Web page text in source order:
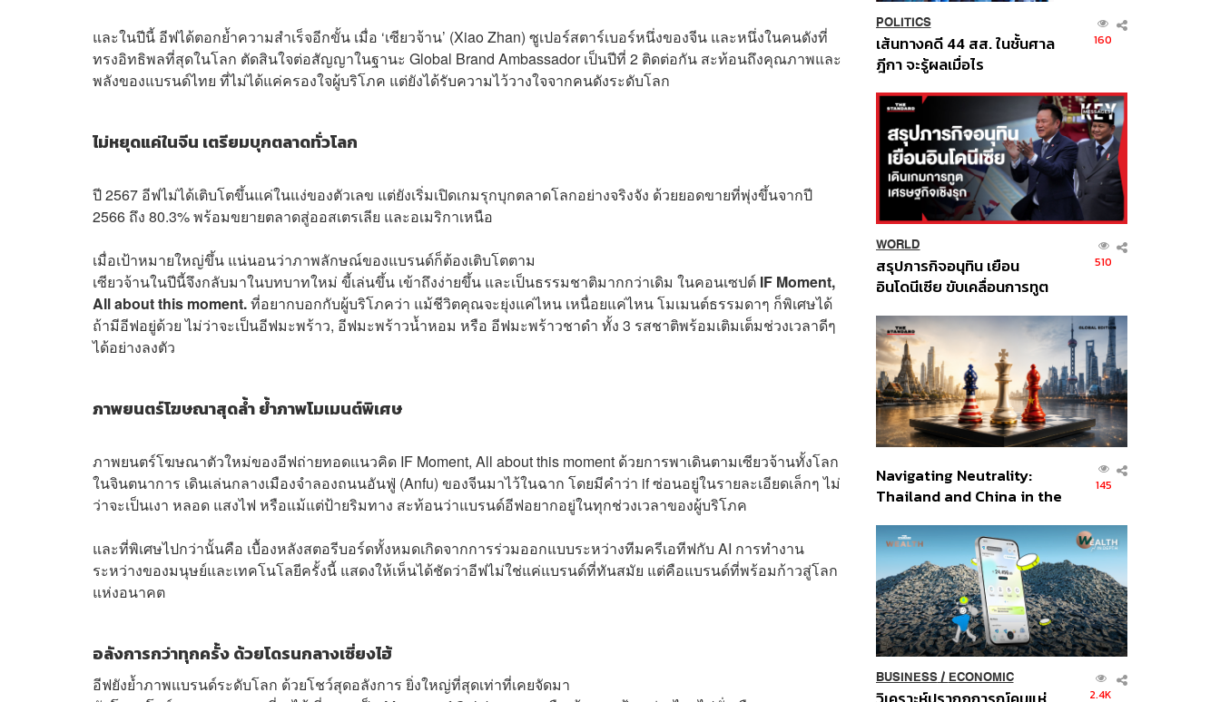
และในปีนี้ อีฟได้ตอกย้ำความสำเร็จอีกขั้น เมื่อ ‘เซียวจ้าน’ (Xiao Zhan) ซูเปอร์สตาร์เบอร์หนึ่งของจีน และหนึ่งในคนดังที่
ทรงอิทธิพลที่สุดในโลก ตัดสินใจต่อสัญญาในฐานะ Global Brand Ambassador เป็นปีที่ 2 ติดต่อกัน สะท้อนถึงคุณภาพและ
พลังของแบรนด์ไทย ที่ไม่ได้แค่ครองใจผู้บริโภค แต่ยังได้รับความไว้วางใจจากคนดังระดับโลก
ไม่หยุดแค่ในจีน เตรียมบุกตลาดทั่วโลก
ปี 2567 อีฟไม่ได้เติบโตขึ้นแค่ในแง่ของตัวเลข แต่ยังเริ่มเปิดเกมรุกบุกตลาดโลกอย่างจริงจัง ด้วยยอดขายที่พุ่งขึ้นจากปี
2566 ถึง 80.3% พร้อมขยายตลาดสู่ออสเตรเลีย และอเมริกาเหนือ
เมื่อเป้าหมายใหญ่ขึ้น แน่นอนว่าภาพลักษณ์ของแบรนด์ก็ต้องเติบโตตาม
เซียวจ้านในปีนี้จึงกลับมาในบทบาทใหม่ ขี้เล่นขึ้น เข้าถึงง่ายขึ้น และเป็นธรรมชาติมากกว่าเดิม ในคอนเซปต์ IF Moment,
All about this moment.ที่อยากบอกกับผู้บริโภคว่า แม้ชีวิตคุณจะยุ่งแค่ไหน เหนื่อยแค่ไหน โมเมนต์ธรรมดาๆ ก็พิเศษได้
ถ้ามีอีฟอยู่ด้วย ไม่ว่าจะเป็นอีฟมะพร้าว, อีฟมะพร้าวน้ำหอม หรือ อีฟมะพร้าวชาดำ ทั้ง 3 รสชาติพร้อมเติมเต็มช่วงเวลาดีๆ
ได้อย่างลงตัว
ภาพยนตร์โฆษณาสุดล้ำ ย้ำภาพโมเมนต์พิเศษ
ภาพยนตร์โฆษณาตัวใหม่ของอีฟถ่ายทอดแนวคิด IF Moment, All about this moment ด้วยการพาเดินตามเซียวจ้านทั้งโลก
ในจินตนาการ เดินเล่นกลางเมืองจำลองถนนอันฟู่ (Anfu) ของจีนมาไว้ในฉาก โดยมีคำว่า if ซ่อนอยู่ในรายละเอียดเล็กๆ ไม่
ว่าจะเป็นเงา หลอด แสงไฟ หรือแม้แต่ป้ายริมทาง สะท้อนว่าแบรนด์อีฟอยากอยู่ในทุกช่วงเวลาของผู้บริโภค
และที่พิเศษไปกว่านั้นคือ เบื้องหลังสตอรีบอร์ดทั้งหมดเกิดจากการร่วมออกแบบระหว่างทีมครีเอทีฟกับ AI การทำงาน
ระหว่างของมนุษย์และเทคโนโลยีครั้งนี้ แสดงให้เห็นได้ชัดว่าอีฟไม่ใช่แค่แบรนด์ที่ทันสมัย แต่คือแบรนด์ที่พร้อมก้าวสู่โลก
แห่งอนาคต
อลังการกว่าทุกครั้ง ด้วยโดรนกลางเซี่ยงไฮ้
อีฟยังย้ำภาพแบรนด์ระดับโลก ด้วยโชว์สุดอลังการ ยิ่งใหญ่ที่สุดเท่าที่เคยจัดมา
POLITICS
เส้นทางคดี 44 สส. ในชั้นศาล
ฎีกา จะรู้ผลเมื่อไร
160
WORLD
สรุปภารกิจอนุทิน เยือน
อินโดนีเซีย ขับเคลื่อนการทูต
ส่วนยุทธศาสตร์ไทย –
อินโดนีเซีย
510
Navigating Neutrality:
Thailand and China in the
Order
145
BUSINESS/ ECONOMIC
2.4K